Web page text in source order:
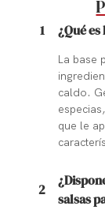
1 ¿Qué
La base
caldo.
que le
2
salsas